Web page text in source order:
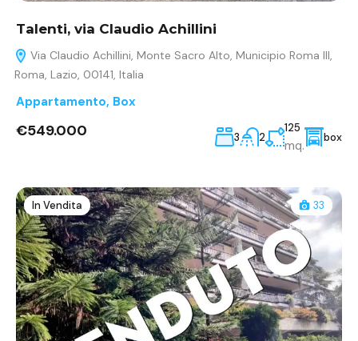
Talenti, via Claudio Achillini
Via Claudio Achillini, Monte Sacro Alto, Municipio Roma III,
Roma, Lazio, 00141, Italia
Appartamento, Box
€549.000 3 2
125
mq.
box
In Vendita 33